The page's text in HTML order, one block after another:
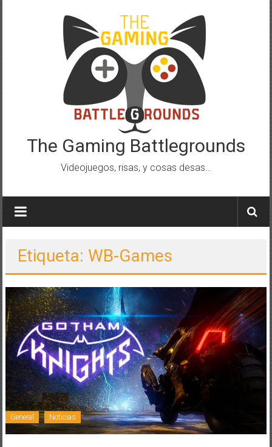
The Gaming Battlegrounds
Videojuegos, risas, y cosas desas…
Etiqueta: WB-Games
General Noticias